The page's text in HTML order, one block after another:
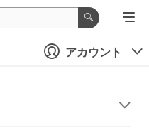
アカウント